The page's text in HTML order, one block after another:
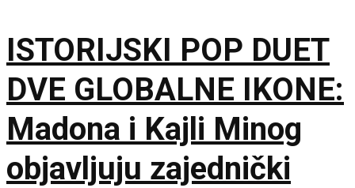
ISTORIJSKI POP DUET
DVE GLOBALNE IKONE:
Madona i Kajli Minog
objavljuju zajednički